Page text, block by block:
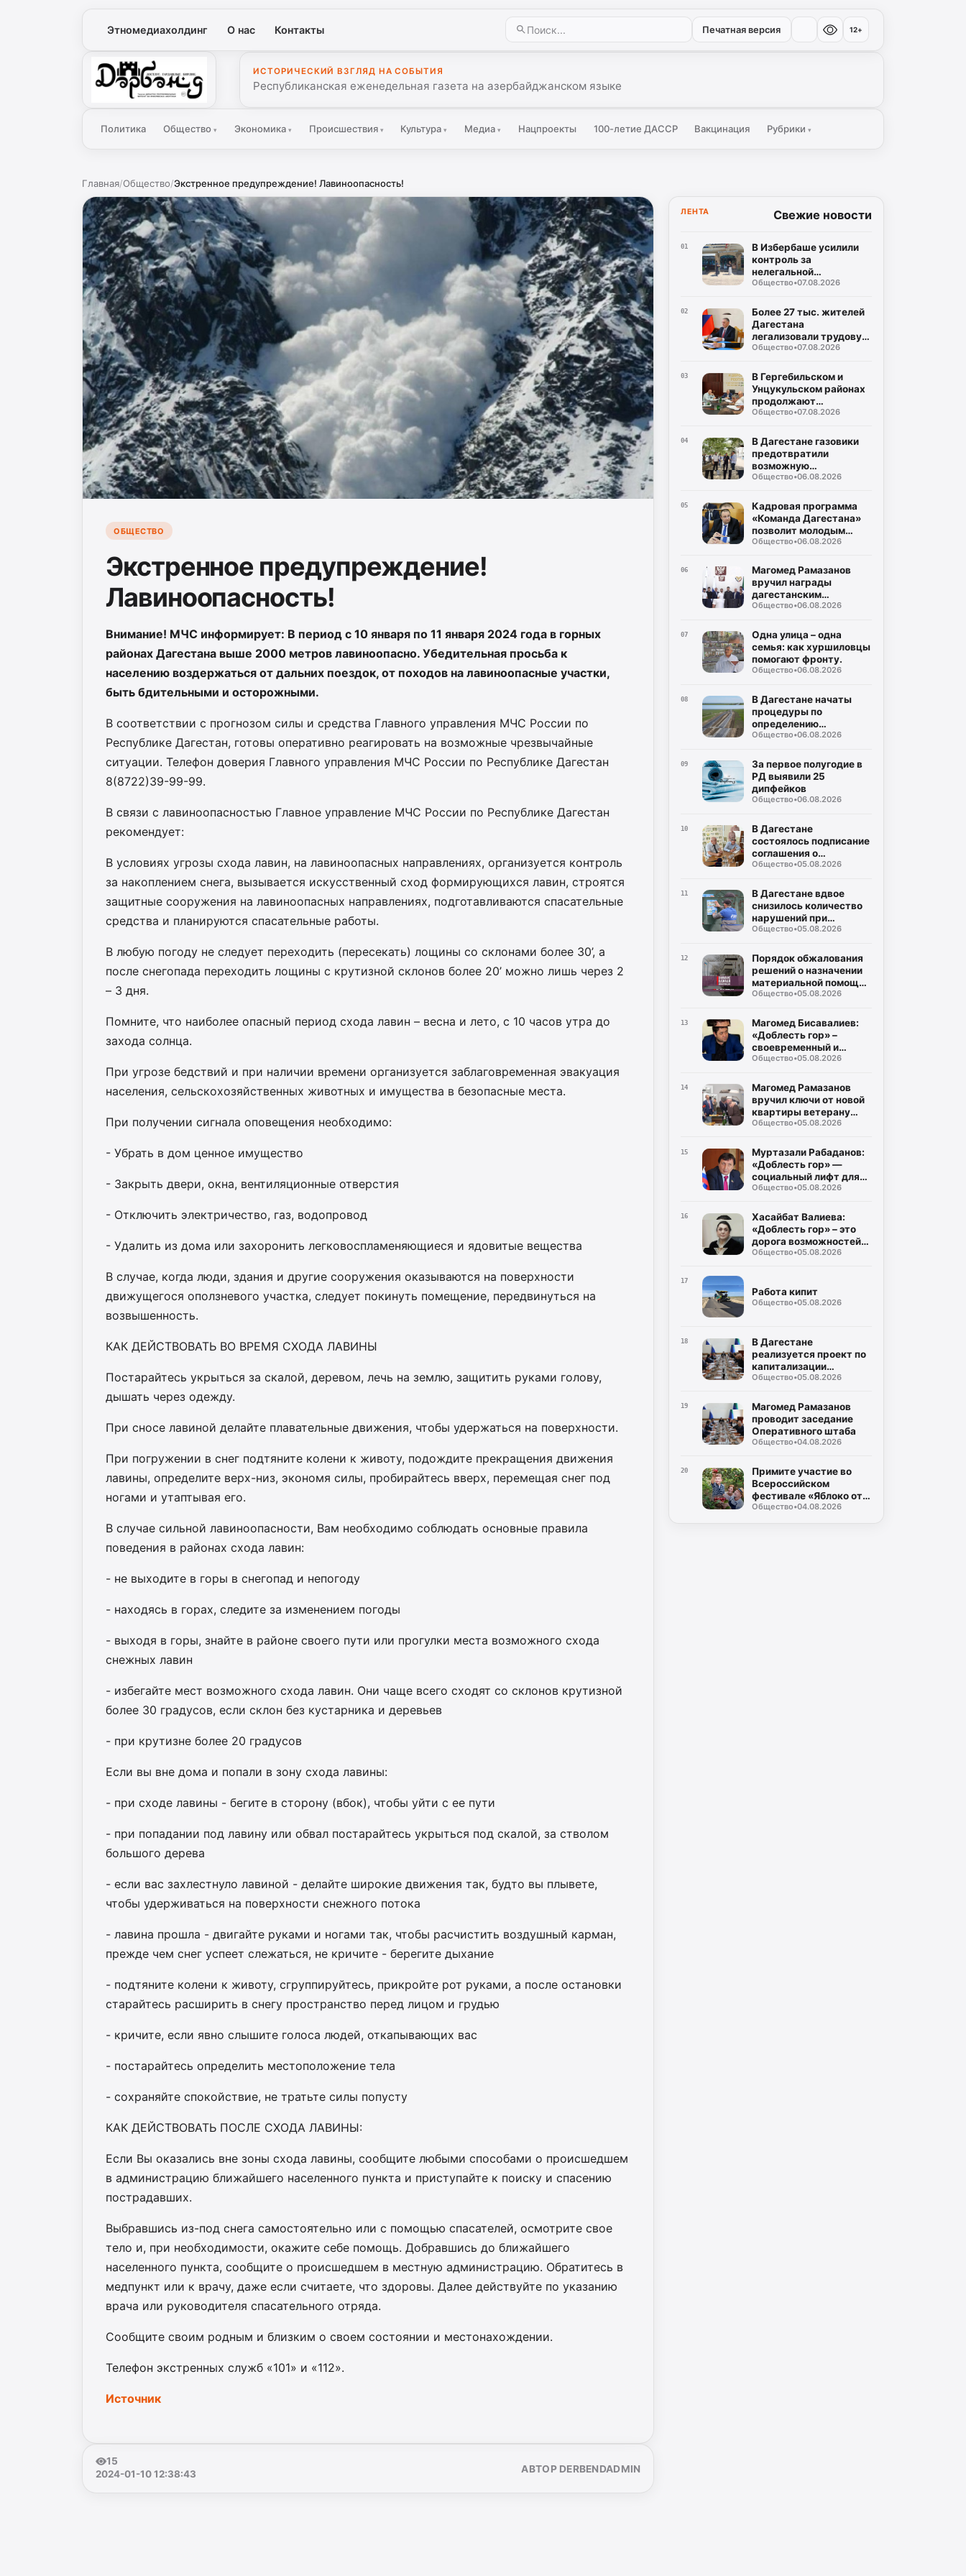
Этномедиахолдинг О нас Контакты Печатная версия 12+
Дербенд
ИСТОРИЧЕСКИЙ ВЗГЛЯД НА СОБЫТИЯ
Республиканская еженедельная газета на азербайджанском языке
Политика Общество▾ Экономика ▾ Происшествия ▾ Культура▾ Медиа▾ Нацпроекты 100-летие ДАССР Вакцинация Рубрики▾
Главная/Общество/Экстренное предупреждение! Лавиноопасность!
ОБЩЕСТВО
Экстренное предупреждение!
Лавиноопасность!
Внимание! МЧС информирует: В период с 10 января по 11 января 2024 года в горных
районах Дагестана выше 2000 метров лавиноопасно. Убедительная просьба к
населению воздержаться от дальних поездок, от походов на лавиноопасные участки,
быть бдительными и осторожными.
В соответствии с прогнозом силы и средства Главного управления МЧС России по
Республике Дагестан, готовы оперативно реагировать на возможные чрезвычайные
ситуации. Телефон доверия Главного управления МЧС России по Республике Дагестан
8(8722)39-99-99.
В связи с лавиноопасностью Главное управление МЧС России по Республике Дагестан
рекомендует:
В условиях угрозы схода лавин, на лавиноопасных направлениях, организуется контроль
за накоплением снега, вызывается искусственный сход формирующихся лавин, строятся
защитные сооружения на лавиноопасных направлениях, подготавливаются спасательные
средства и планируются спасательные работы.
В любую погоду не следует переходить (пересекать) лощины со склонами более 30’, а
после снегопада переходить лощины с крутизной склонов более 20’ можно лишь через 2
– 3 дня.
Помните, что наиболее опасный период схода лавин – весна и лето, с 10 часов утра до
захода солнца.
При угрозе бедствий и при наличии времени организуется заблаговременная эвакуация
населения, сельскохозяйственных животных и имущества в безопасные места.
При получении сигнала оповещения необходимо:
- Убрать в дом ценное имущество
- Закрыть двери, окна, вентиляционные отверстия
- Отключить электричество, газ, водопровод
- Удалить из дома или захоронить легковоспламеняющиеся и ядовитые вещества
В случае, когда люди, здания и другие сооружения оказываются на поверхности
движущегося оползневого участка, следует покинуть помещение, передвинуться на
возвышенность.
КАК ДЕЙСТВОВАТЬ ВО ВРЕМЯ СХОДА ЛАВИНЫ
Постарайтесь укрыться за скалой, деревом, лечь на землю, защитить руками голову,
дышать через одежду.
При сносе лавиной делайте плавательные движения, чтобы удержаться на поверхности.
При погружении в снег подтяните колени к животу, подождите прекращения движения
лавины, определите верх-низ, экономя силы, пробирайтесь вверх, перемещая снег под
ногами и утаптывая его.
В случае сильной лавиноопасности, Вам необходимо соблюдать основные правила
поведения в районах схода лавин:
- не выходите в горы в снегопад и непогоду
- находясь в горах, следите за изменением погоды
- выходя в горы, знайте в районе своего пути или прогулки места возможного схода
снежных лавин
- избегайте мест возможного схода лавин. Они чаще всего сходят со склонов крутизной
более 30 градусов, если склон без кустарника и деревьев
- при крутизне более 20 градусов
Если вы вне дома и попали в зону схода лавины:
- при сходе лавины - бегите в сторону (вбок), чтобы уйти с ее пути
- при попадании под лавину или обвал постарайтесь укрыться под скалой, за стволом
большого дерева
- если вас захлестнуло лавиной - делайте широкие движения так, будто вы плывете,
чтобы удерживаться на поверхности снежного потока
- лавина прошла - двигайте руками и ногами так, чтобы расчистить воздушный карман,
прежде чем снег успеет слежаться, не кричите - берегите дыхание
- подтяните колени к животу, сгруппируйтесь, прикройте рот руками, а после остановки
старайтесь расширить в снегу пространство перед лицом и грудью
- кричите, если явно слышите голоса людей, откапывающих вас
- постарайтесь определить местоположение тела
- сохраняйте спокойствие, не тратьте силы попусту
КАК ДЕЙСТВОВАТЬ ПОСЛЕ СХОДА ЛАВИНЫ:
Если Вы оказались вне зоны схода лавины, сообщите любыми способами о происшедшем
в администрацию ближайшего населенного пункта и приступайте к поиску и спасению
пострадавших.
Выбравшись из-под снега самостоятельно или с помощью спасателей, осмотрите свое
тело и, при необходимости, окажите себе помощь. Добравшись до ближайшего
населенного пункта, сообщите о происшедшем в местную администрацию. Обратитесь в
медпункт или к врачу, даже если считаете, что здоровы. Далее действуйте по указанию
врача или руководителя спасательного отряда.
Сообщите своим родным и близким о своем состоянии и местонахождении.
Телефон экстренных служб «101» и «112».
Источник
15
2024-01-10 12:38:43
АВТОР DERBENDADMIN
ЛЕНТА Свежие новости
01
В Избербаше усилили
контроль за
нелегальной
занятостью
Общество•07.08.2026
02
Более 27 тыс. жителей
Дагестана
легализовали трудовую
деятельность с начала
Общество•07.08.2026
03
В Гергебильском и
Унцукульском районах
продолжают
восстанавливать
Общество•07.08.2026
04
В Дагестане газовики
предотвратили
возможную
чрезвычайную
многоквартирном доме
Общество•06.08.2026
05
Кадровая программа
«Команда Дагестана»
позволит молодым
юристам реализовать
государственной
службе
Общество•06.08.2026
06
Магомед Рамазанов
вручил награды
дагестанским
вольникам-призерам
Общество•06.08.2026
07
Одна улица – одна
семья: как хуршиловцы
помогают фронту.
Общество•06.08.2026
08
В Дагестане начаты
процедуры по
определению
подрядчика для
северного обхода
Махачкалы
Общество•06.08.2026
09
За первое полугодие в
РД выявили 25
дипфейков
Общество•06.08.2026
10
В Дагестане
состоялось подписание
соглашения о
совместном контроле
выборами
Общество•05.08.2026
11
В Дагестане вдвое
снизилось количество
нарушений при
газопотреблении
Общество•05.08.2026
12
Порядок обжалования
решений о назначении
материальной помощи
пострадавшим в
Общество•05.08.2026
13
Магомед Бисавалиев:
«Доблесть гор» –
своевременный и
долгожданный ответ на
Общество•05.08.2026
14
Магомед Рамазанов
вручил ключи от новой
квартиры ветерану
Великой Отечественной
Багаудинову
Общество•05.08.2026
15
Муртазали Рабаданов:
«Доблесть гор» —
социальный лифт для
героев СВО
Общество•05.08.2026
16
Хасайбат Валиева:
«Доблесть гор» – это
дорога возможностей
для героев,
Общество•05.08.2026
17
Работа кипит
Общество•05.08.2026
18
В Дагестане
реализуется проект по
капитализации
территорий
Общество•05.08.2026
19
Магомед Рамазанов
проводит заседание
Оперативного штаба
Общество•04.08.2026
20
Примите участие во
Всероссийском
фестивале «Яблоко от
Яблони»
Общество•04.08.2026